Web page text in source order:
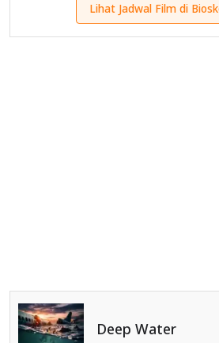
Lihat Jadwal Film di
Deep Water